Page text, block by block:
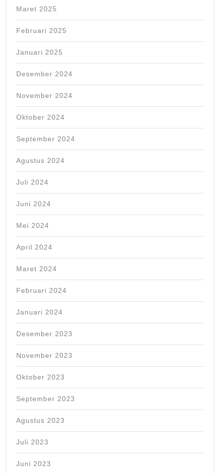
Maret 2025
Februari 2025
Januari 2025
Desember 2024
November 2024
Oktober 2024
September 2024
Agustus 2024
Juli 2024
Juni 2024
Mei 2024
April 2024
Maret 2024
Februari 2024
Januari 2024
Desember 2023
November 2023
Oktober 2023
September 2023
Agustus 2023
Juli 2023
Juni 2023